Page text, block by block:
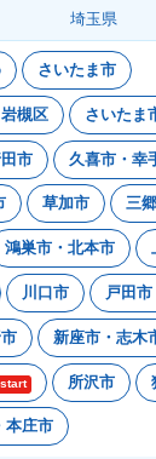
埼玉県
さいたま市
槻区 さいたま
市 久喜市・幸
草加市 三
鴻巣市・北本市
川口市 戸田
新座市・志木
所沢市
本庄市